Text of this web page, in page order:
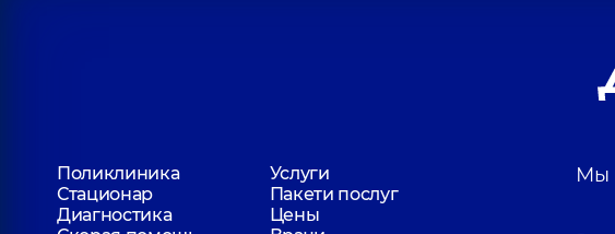
Поликлиника
Услуги
Стационар
Пакети послуг
Диагностика
Цены
Мы